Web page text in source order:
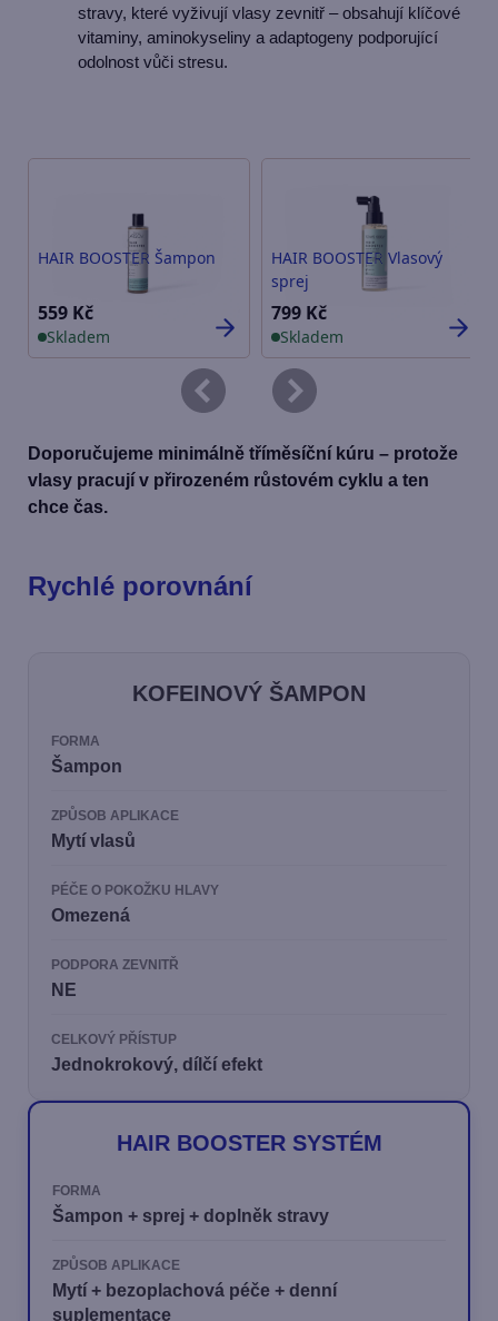
stravy, které vyživují vlasy zevnitř – obsahují klíčové
vitaminy, aminokyseliny a adaptogeny podporující
odolnost vůči stresu.
Doporučujeme minimálně tříměsíční kúru – protože
vlasy pracují v přirozeném růstovém cyklu a ten
chce čas.
Rychlé porovnání
KOFEINOVÝ ŠAMPON
FORMA
Šampon
ZPŮSOB APLIKACE
Mytí vlasů
PÉČE O POKOŽKU HLAVY
Omezená
PODPORA ZEVNITŘ
NE
CELKOVÝ PŘÍSTUP
Jednokrokový, dílčí efekt
HAIR BOOSTER SYSTÉM
FORMA
Šampon + sprej + doplněk stravy
ZPŮSOB APLIKACE
Mytí + bezoplachová péče + denní
suplementace